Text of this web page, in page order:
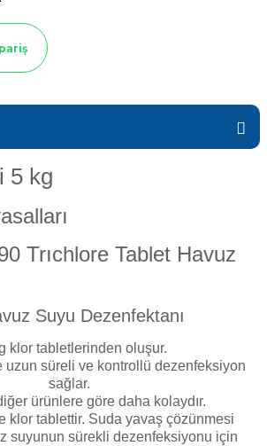
Havuz
Wtr Havuz Kimyasalları Setleri
5 kg
Trıchlore Tablet Havuz
Suyu Dezenfektanı
klor tabletlerinden oluşur.
uzun süreli ve kontrollü dezenfeksiyon
sağlar.
ürünlere göre daha kolaydır.
klor tablettir. Suda yavaş çözünmesi
suyunun sürekli dezenfeksiyonu için